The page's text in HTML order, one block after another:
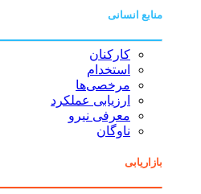
منابع انسانی
کارکنان
استخدام
مرخصی‌ها
ارزیابی عملکرد
معرفی نیرو
ناوگان
بازاریابی